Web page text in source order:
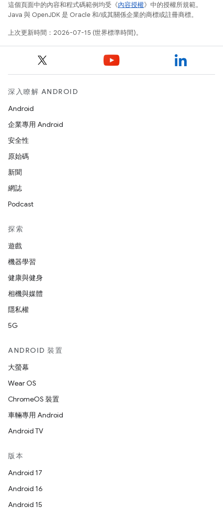
這個頁面中的內容和程式碼範例均受《內容授權》中的授權所規範。
Java 與 OpenJDK 是 Oracle 和/或其關係企業的商標或註冊商標。
上次更新時間：2026-07-15 (世界標準時間)。
深入瞭解 ANDROID
Android
企業專用 Android
安全性
原始碼
新聞
網誌
Podcast
探索
遊戲
機器學習
健康與健身
相機與媒體
隱私權
5G
ANDROID 裝置
大螢幕
Wear OS
ChromeOS 裝置
車輛專用 Android
Android TV
版本
Android 17
Android 16
Android 15